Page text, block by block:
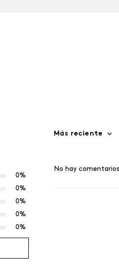
0%
0%
0%
0%
0%
Más reciente
No hay